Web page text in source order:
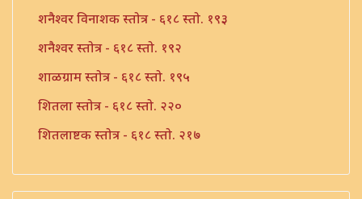
शनैश्वर विनाशक स्तोत्र - ६१८ स्तो. १९३
शनैश्वर स्तोत्र - ६१८ स्तो. १९२
शाळग्राम स्तोत्र - ६१८ स्तो. १९५
शितला स्तोत्र - ६१८ स्तो. २२०
शितलाष्टक स्तोत्र - ६१८ स्तो. २१७
शिव नामावली - ६१८ स्तो. ३९०